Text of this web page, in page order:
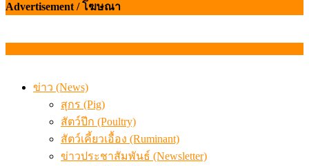
Advertisement / โฆษณา
ข่าว (News)
สุกร (Pig)
สัตว์ปีก (Poultry)
สัตว์เคี้ยวเอื้อง (Ruminant)
ข่าวประชาสัมพันธ์ (Newsletter)